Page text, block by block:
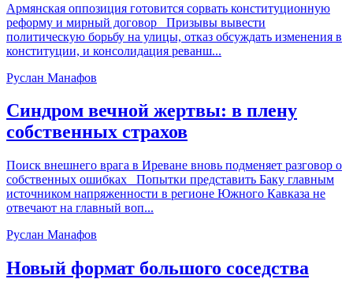
Армянская оппозиция готовится сорвать конституционную
реформу и мирный договор Призывы вывести
политическую борьбу на улицы, отказ обсуждать изменения в
конституции, и консолидация реванш...
Руслан Манафов
Синдром вечной жертвы: в плену
собственных страхов
Поиск внешнего врага в Иреване вновь подменяет разговор о
собственных ошибках Попытки представить Баку главным
источником напряженности в регионе Южного Кавказа не
отвечают на главный воп...
Руслан Манафов
Новый формат большого соседства